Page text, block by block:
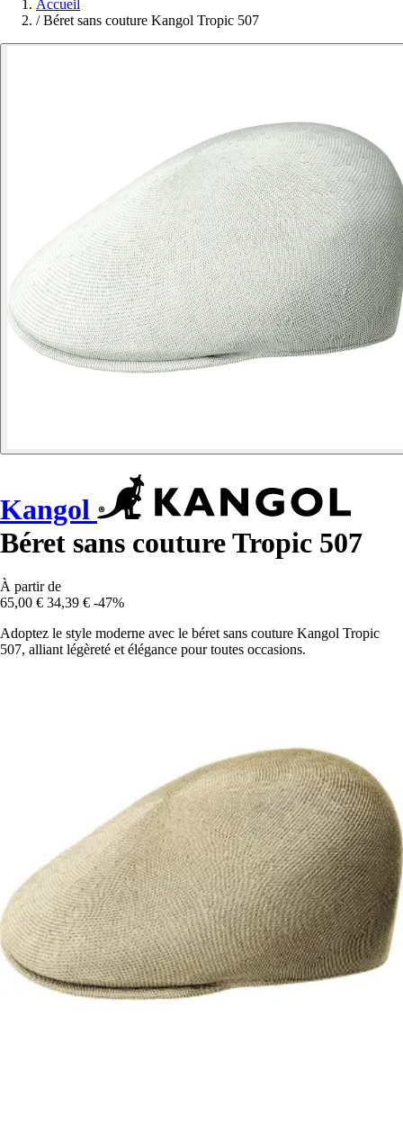
Accueil
/ Béret sans couture Kangol Tropic 507
Kangol
Béret sans couture Tropic 507
À partir de
65,00 € 34,39 € -47%
Adoptez le style moderne avec le béret sans couture Kangol Tropic
507, alliant légèreté et élégance pour toutes occasions.